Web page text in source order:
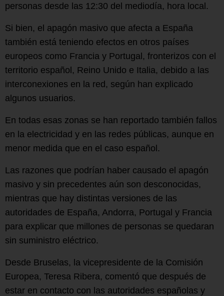
personas desde las 12:30 del mediodía, hora local.
Si bien, el apagón masivo que afecta a España
también está teniendo efectos en otros países
europeos como Francia y Portugal, fronterizos con el
territorio español, Reino Unido e Italia, debido a las
interconexiones en la red, según han explicado
algunos usuarios.
En todas esas zonas se han reportado también fallos
en la electricidad y en las redes públicas, aunque en
menor medida que en el caso español.
Las razones que podrían haber causado el apagón
masivo y sin precedentes aún son desconocidas,
mientras que hay distintas versiones de las
autoridades de España, Andorra, Portugal y Francia
para explicar que millones de personas se quedaran
sin suministro eléctrico.
Desde Bruselas, la vicepresidente de la Comisión
Europea, Teresa Ribera, comentó que después de
estar en contacto con las autoridades españolas y